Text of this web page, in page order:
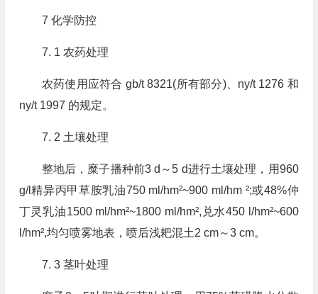
7 化学防控
7. 1 农药处理
农药使用应符合 gb/t 8321(所有部分)、ny/t 1276 和
ny/t 1997 的规定。
7. 2 土壤处理
整地后，糜子播种前3 d～5 d进行土壤处理，用960
g/l精异丙甲草胺乳油750 ml/hm²~900 ml/hm ²;或48%仲
丁灵乳油1500 ml/hm²~1800 ml/hm²,兑水450 l/hm²~600
l/hm²,均匀喷雾地表，喷后浅耙混土2 cm～3 cm。
7. 3 茎叶处理